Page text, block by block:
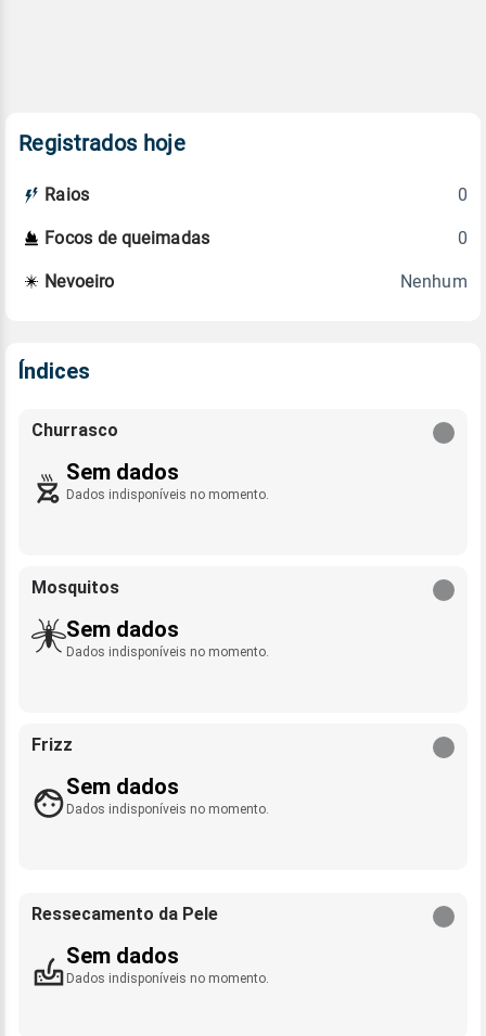
Registrados hoje
Raios 0
Focos de queimadas 0
Nevoeiro Nenhum
Índices
Churrasco
Sem dados
Dados indisponíveis no momento.
Mosquitos
Sem dados
Dados indisponíveis no momento.
Frizz
Sem dados
Dados indisponíveis no momento.
Ressecamento da Pele
Sem dados
Dados indisponíveis no momento.